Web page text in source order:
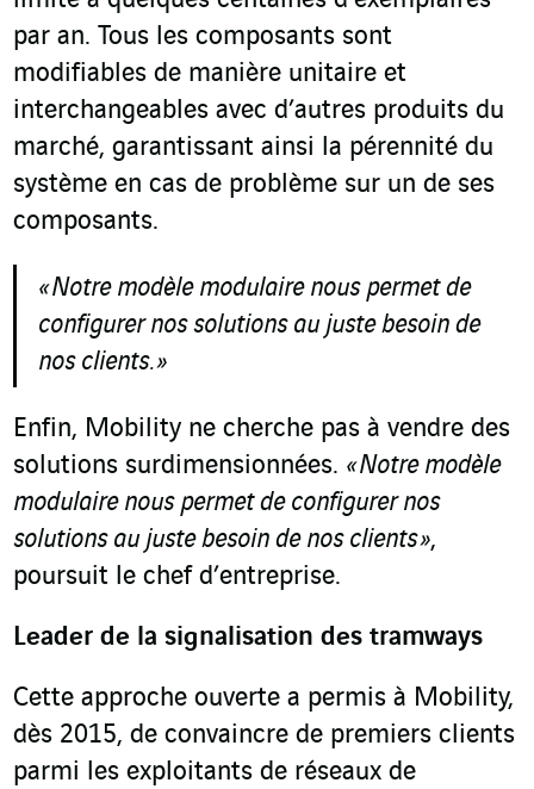
par an. Tous les composants sont
modifiables de manière unitaire et
interchangeables avec d’autres produits du
marché, garantissant ainsi la pérennité du
système en cas de problème sur un de ses
composants.
«Notre modèle modulaire nous permet de
configurer nos solutions au juste besoin de
nos clients.»
Enfin, Mobility ne cherche pas à vendre des
solutions surdimensionnées. «Notre modèle
modulaire nous permet de configurer nos
solutions au juste besoin de nos clients»,
poursuit le chef d’entreprise.
Leader de la signalisation des tramways
Cette approche ouverte a permis à Mobility,
dès 2015, de convaincre de premiers clients
parmi les exploitants de réseaux de